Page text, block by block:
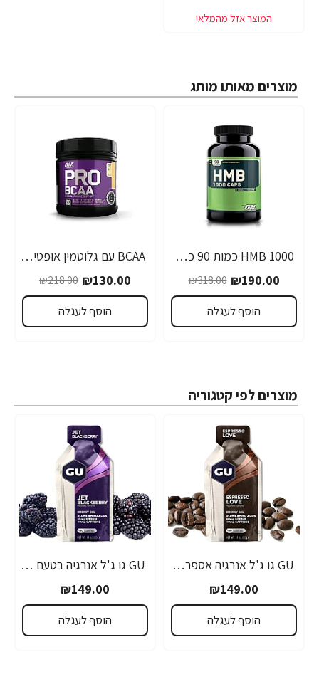
מוצרים מאותו מותג
-40%
1000 HMB כמות 90 כמוסות מבית Optimum Nutrition
₪190.00
₪318.00
הוסף לעגלה
-40%
BCAA עם גלוטמין אופטימום פרו סירייס טעם אפרסק מנגו 390 גרם - מבית Optimum Nutrition
₪130.00
₪218.00
הוסף לעגלה
מוצרים לפי קטגוריה
GU גו ג'ל אנרגיה אספרסו 32 גרם - 24 יחידות
₪149.00
הוסף לעגלה
GU גו ג'ל אנרגיה בטעם פטל שחור 32 גרם - 24 יחידות
₪149.00
הוסף לעגלה